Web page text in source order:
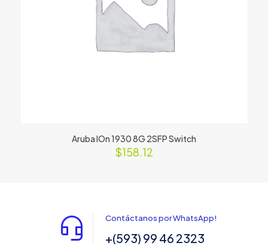
Aruba IOn 1930 8G 2SFP Switch
$158.12
Contáctanos por WhatsApp!
+(593) 99 46 2323